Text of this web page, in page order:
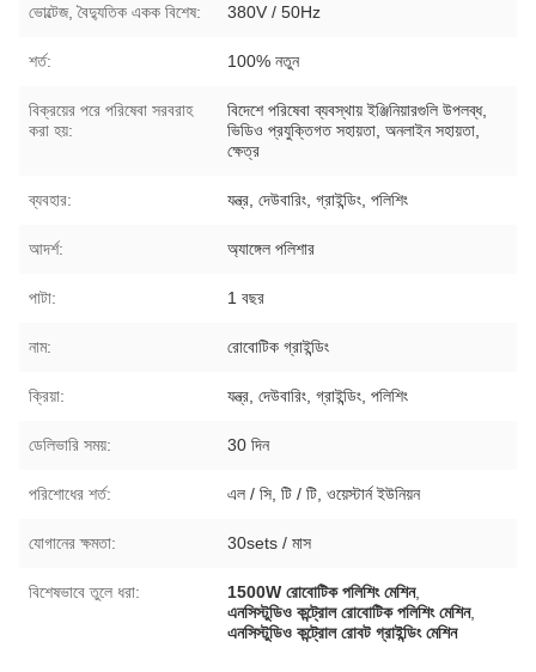
ভোল্টেজ, বৈদ্যুতিক একক বিশেষ: 380V / 50Hz
শর্ত: 100% নতুন
বিক্রয়ের পরে পরিষেবা সরবরাহ
করা হয়:
বিদেশে পরিষেবা ব্যবস্থায় ইঞ্জিনিয়ারগুলি উপলব্ধ,
ভিডিও প্রযুক্তিগত সহায়তা, অনলাইন সহায়তা,
ক্ষেত্র
ব্যবহার: যন্ত্র, দেউবারিং, গ্রাইন্ডিং, পলিশিং
আদর্শ: অ্যাঙ্গেল পলিশার
পাটা: 1 বছর
নাম: রোবোটিক গ্রাইন্ডিং
ক্রিয়া: যন্ত্র, দেউবারিং, গ্রাইন্ডিং, পলিশিং
ডেলিভারি সময়: 30 দিন
পরিশোধের শর্ত: এল / সি, টি / টি, ওয়েস্টার্ন ইউনিয়ন
যোগানের ক্ষমতা: 30sets / মাস
বিশেষভাবে তুলে ধরা: 1500W রোবোটিক পলিশিং মেশিন,
এনসিস্টুডিও কন্ট্রোল রোবোটিক পলিশিং মেশিন,
এনসিস্টুডিও কন্ট্রোল রোবট গ্রাইন্ডিং মেশিন